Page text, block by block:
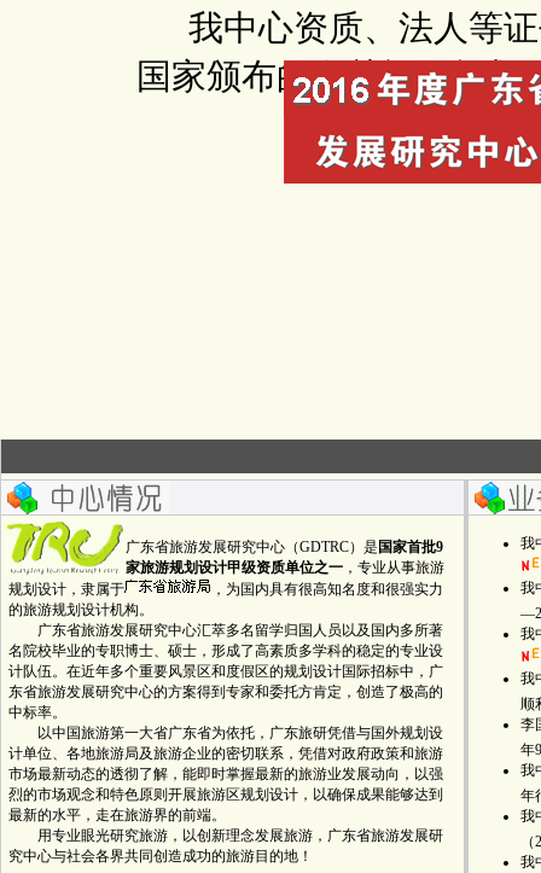
我中心资质、法人等
国家颁布的有关旅游规划
广东省旅游发展研究中心（GDTRC）是 国家首批9
家旅游规划设计甲级资质单位之一 ，专业从事旅游
规划设计，隶属于
，为国内具有很高知名度和很强实力
的旅游规划设计机构。
广东省旅游发展研究中心汇萃多名留学归国人员以及国内多所著
名院校毕业的专职博士、硕士，形成了高素质多学科的稳定的专业设
计队伍。在近年多个重要风景区和度假区的规划设计国际招标中，广
东省旅游发展研究中心的方案得到专家和委托方肯定，创造了极高的
中标率。
以中国旅游第一大省广东省为依托，广东旅研凭借与国外规划设
计单位、各地旅游局及旅游企业的密切联系，凭借对政府政策和旅游
市场最新动态的透彻了解，能即时掌握最新的旅游业发展动向，以强
烈的市场观念和特色原则开展旅游区规划设计，以确保成果能够达到
最新的水平，走在旅游界的前端。
用专业眼光研究旅游，以创新理念发展旅游，广东省旅游发展研
究中心与社会各界共同创造成功的旅游目的地！
我
我
我
我
顺
李
年
我
年
我
我